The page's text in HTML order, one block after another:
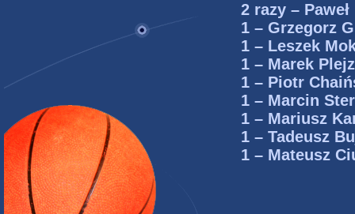
2 razy –
1 – Grzegorz
1 – Leszek
1 – Marek
1 – Piotr
1 – Marcin
1 – Mariusz
1 – Tadeusz
1 – Mateusz